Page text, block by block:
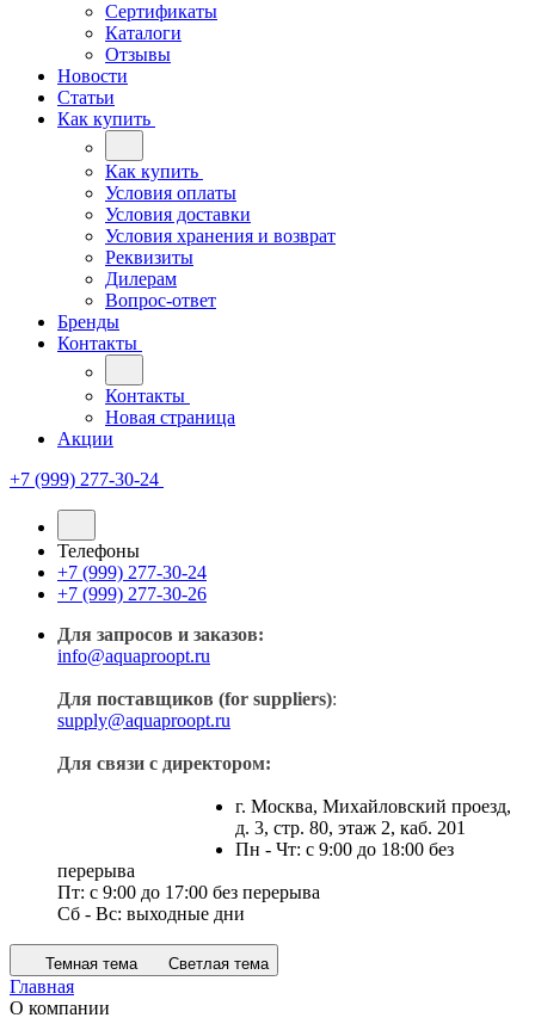
Сертификаты
Каталоги
Отзывы
Новости
Статьи
Как купить
Как купить
Условия оплаты
Условия доставки
Условия хранения и возврат
Реквизиты
Дилерам
Вопрос-ответ
Бренды
Контакты
Контакты
Новая страница
Акции
+7 (999) 277-30-24
Телефоны
+7 (999) 277-30-24
+7 (999) 277-30-26
Для запросов и заказов:
info@aquaproopt.ru
Для поставщиков (for suppliers):
supply@aquaproopt.ru
Для связи с директором:
г. Москва, Михайловский проезд,
д. 3, стр. 80, этаж 2, каб. 201
Пн - Чт: с 9:00 до 18:00 без
перерыва
Пт: с 9:00 до 17:00 без перерыва
Сб - Вс: выходные дни
Темная тема Светлая тема
Главная
О компании